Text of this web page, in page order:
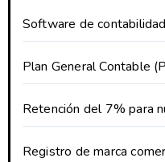
Software de
Plan General Contable
Retención del 7% para
Registro de marca